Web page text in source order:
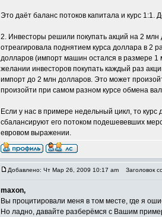
Это даёт баланс потоков капитала и курс
2. Инвесторы решили покупать акций на 2
отреагировала поднятием курса доллара в 2
долларов (импорт машин остался в размере 1
желании инвесторов покупать каждый раз
импорт до 2 млн долларов. Это может
произойти при самом разном курсе обмена
Если у нас в примере недельный цикл, то
сбалансируют его потоком подешевевших
евровом выражении.
Добавлено: Чт Мар 26, 2009 10:17 am Заголовок
maxon,
Вы процитировали меня в том месте, где я
Но ладно, давайте разберёмся с Вашим